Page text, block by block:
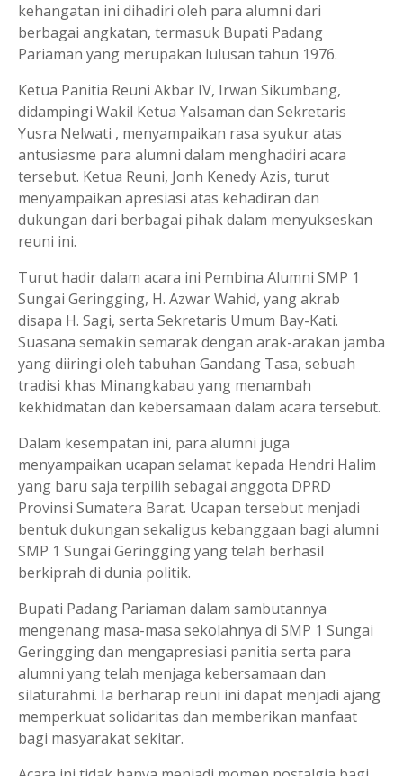
kehangatan ini dihadiri oleh para alumni dari
berbagai angkatan, termasuk Bupati Padang
Pariaman yang merupakan lulusan tahun 1976.
Ketua Panitia Reuni Akbar IV, Irwan Sikumbang,
didampingi Wakil Ketua Yalsaman dan Sekretaris
Yusra Nelwati , menyampaikan rasa syukur atas
antusiasme para alumni dalam menghadiri acara
tersebut. Ketua Reuni, Jonh Kenedy Azis, turut
menyampaikan apresiasi atas kehadiran dan
dukungan dari berbagai pihak dalam menyukseskan
reuni ini.
Turut hadir dalam acara ini Pembina Alumni SMP 1
Sungai Geringging, H. Azwar Wahid, yang akrab
disapa H. Sagi, serta Sekretaris Umum Bay-Kati.
Suasana semakin semarak dengan arak-arakan jamba
yang diiringi oleh tabuhan Gandang Tasa, sebuah
tradisi khas Minangkabau yang menambah
kekhidmatan dan kebersamaan dalam acara tersebut.
Dalam kesempatan ini, para alumni juga
menyampaikan ucapan selamat kepada Hendri Halim
yang baru saja terpilih sebagai anggota DPRD
Provinsi Sumatera Barat. Ucapan tersebut menjadi
bentuk dukungan sekaligus kebanggaan bagi alumni
SMP 1 Sungai Geringging yang telah berhasil
berkiprah di dunia politik.
Bupati Padang Pariaman dalam sambutannya
mengenang masa-masa sekolahnya di SMP 1 Sungai
Geringging dan mengapresiasi panitia serta para
alumni yang telah menjaga kebersamaan dan
silaturahmi. Ia berharap reuni ini dapat menjadi ajang
memperkuat solidaritas dan memberikan manfaat
bagi masyarakat sekitar.